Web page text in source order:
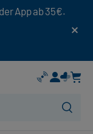
App ab 35€.